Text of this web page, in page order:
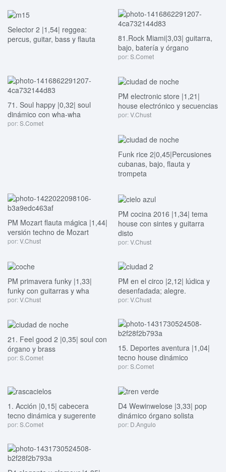
Selector 2 |1,54| reggea:
percus, guitar, bass y flauta
81.Rock Miami|3,03| guitarra,
bajo, batería y órgano
por:S.Comet
71. Soul happy |0,32| soul
dinámico con wha-wha
por:S.Comet
PM electronic store |1,21|
house electrónico y secuencias
por:V.Chust
Funk rice 2|0,45|Percusiones
cubanas, bajo, flauta y
trompeta
PM Mozart flauta mágica |1,44|
versión techno de Mozart
por:V.Chust
PM cocina 2016 |1,34| tema
house con sintes y guitarra
disto
por:V.Chust
PM primavera funky |1,33|
funky con guitarras y wha
por:V.Chust
PM en el circo |2,12| lúdica y
desenfadada; alegre.
por:V.Chust
21. Feel good 2 |0,35| soul con
órgano y brass
por:S.Comet
15. Deportes aventura |1,04|
tecno house dinámico
por:S.Comet
1. Acción |0,15| cabecera
tecno dinámica y sugerente
por:S.Comet
D4 Wewinwelose |3,33| pop
dinámico órgano solista
por: D.Angulo